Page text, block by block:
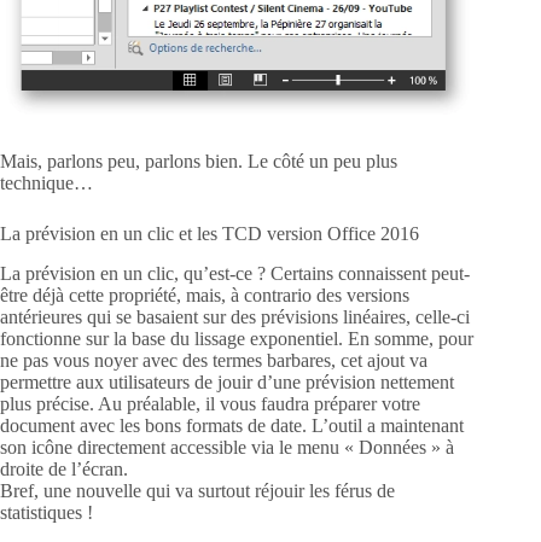
Mais, parlons peu, parlons bien. Le côté un peu plus
technique…
La prévision en un clic et les TCD version Office 2016
La prévision en un clic, qu’est-ce ? Certains connaissent peut-
être déjà cette propriété, mais, à contrario des versions
antérieures qui se basaient sur des prévisions linéaires, celle-ci
fonctionne sur la base du lissage exponentiel. En somme, pour
ne pas vous noyer avec des termes barbares, cet ajout va
permettre aux utilisateurs de jouir d’une prévision nettement
plus précise. Au préalable, il vous faudra préparer votre
document avec les bons formats de date. L’outil a maintenant
son icône directement accessible via le menu « Données » à
droite de l’écran.
Bref, une nouvelle qui va surtout réjouir les férus de
statistiques !